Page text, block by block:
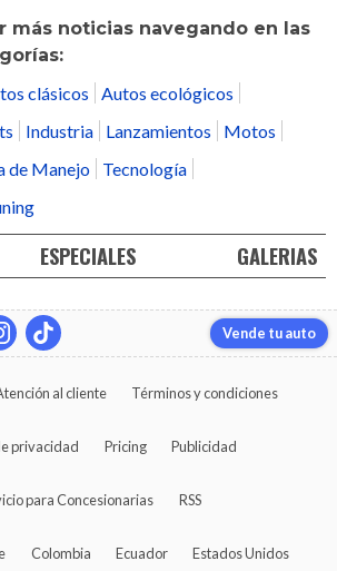
más noticias navegando en las
clásicos
Autos ecológicos
Industria Lanzamientos
Motos
de Manejo
Tecnología
ESPECIALES GALERIAS
Vende tu auto
al cliente Términos y condiciones
privacidad Pricing Publicidad
para Concesionarias RSS
Colombia Ecuador Estados Unidos